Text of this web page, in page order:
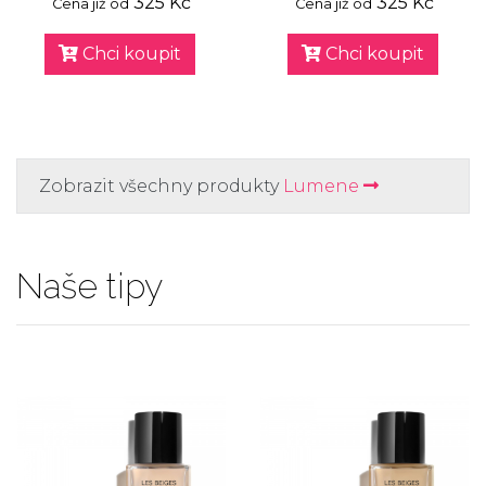
Cena již od
Chci koupit
Cena již od
Chci koupit
Zobrazit všechny produkty Lumene
Naše tipy